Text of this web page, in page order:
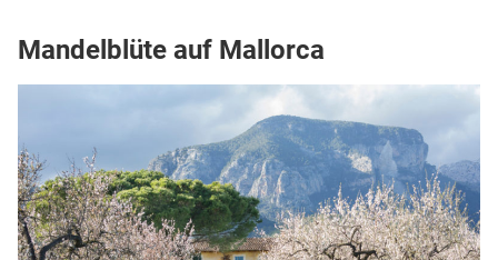
Mandelblüte auf Mallorca